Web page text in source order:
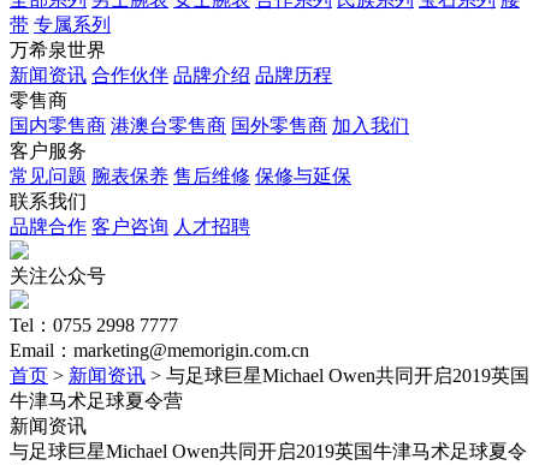
带 专属系列
万希泉世界
新闻资讯 合作伙伴 品牌介绍 品牌历程
零售商
国内零售商 港澳台零售商 国外零售商 加入我们
客户服务
常见问题 腕表保养 售后维修 保修与延保
联系我们
品牌合作 客户咨询 人才招聘
关注公众号
Tel：0755 2998 7777
Email：marketing@memorigin.com.cn
首页 > 新闻资讯 > 与足球巨星Michael Owen共同开启2019英国
牛津马术足球夏令营
新闻资讯
与足球巨星Michael Owen共同开启2019英国牛津马术足球夏令